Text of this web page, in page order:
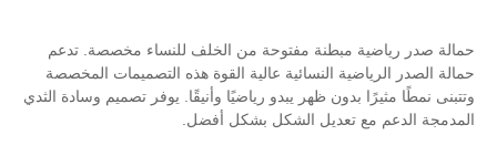
مفتوحة من الخلف للنساء مخصصة. تدعم
النسائية عالية القوة هذه التصميمات المخصصة
ظهر يبدو رياضيًا وأنيقًا. يوفر تصميم وسادة الثدي
الشكل بشكل أفضل.